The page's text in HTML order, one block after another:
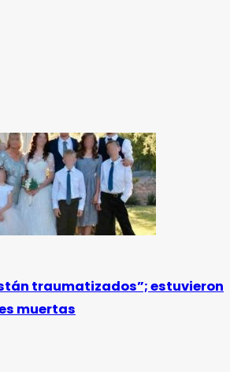
traumatizados”; estuvieron
muertas